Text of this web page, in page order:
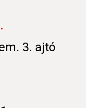
3. ajtó